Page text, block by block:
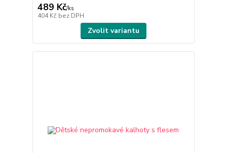
489 Kč/ks
404 Kč bez DPH
Zvolit variantu